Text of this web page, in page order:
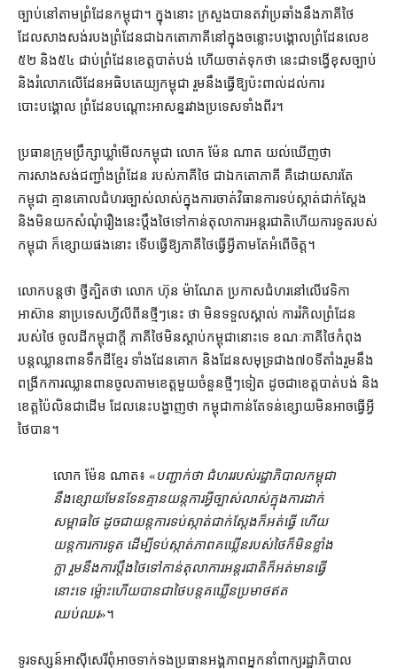
ច្បាប់​នៅ​តាម​ព្រំដែន​កម្ពុជា​។ ក្នុង​នោះ ក្រសួង​បាន​តវ៉ា​ប្រឆាំង​នឹង​ភាគី​ថៃ
ដែល​សាងសង់​របង​ព្រំដែន​ជា​ឯកតោភាគី​នៅក្នុង​ចន្លោះ​បង្គោល​ព្រំដែន​លេខ​
៥២ និង​៥៤ ជាប់​ព្រំដែន​ខេត្ត​បាត់បង់ ហើយ​ចាត់ទុកថា នេះ​ជា​ទង្វើ​ខុសច្បាប់
និង​រំលោភ​លើ​ដែន​អធិបតេយ្យ​កម្ពុជា រួម​នឹង​ធ្វើ​ឱ្យ​ប៉ះពាល់​ដល់​ការ​
បោះបង្គោល ព្រំដែន​បណ្ដោះអាសន្ន​រវាង​ប្រទេស​ទាំងពីរ។
ប្រធាន​ក្រុមប្រឹក្សា​ឃ្លាំមើល​កម្ពុជា លោក ម៉ែន ណាត យល់ឃើញ​ថា
ការសាងសង់​ជញ្ជាំង​ព្រំដែន របស់​ភាគី​ថៃ ជា​ឯកតោភាគី គឺ​ដោយសារតែ
កម្ពុជា គ្មាន​គោលជំហរ​ច្បាស់លាស់​ក្នុង​ការ​ចាត់វិធានការ​ទប់ស្កាត់​ជាក់ស្ដែង
និង​មិន​យក​សំណុំ​រឿង​នេះ​ប្ដឹង​ថៃ​ទៅកាន់​តុលាការអន្តរជាតិ​ហើយ​ការទូត​របស់​
កម្ពុជា ក៏​ខ្សោយ​ផង​នោះ ទើប​ធ្វើ​ឱ្យ​ភាគី​ថៃ​ធ្វើ​អ្វី​តាមតែ​អំពើ​ចិត្ត។
លោក​បន្ត​ថា ថ្វី​ត្បិត​ថា លោក ហ៊ុន ម៉ាណែត ប្រកាស​ជំហរ​នៅ​លើ​វេទិកា​
អាស៊ាន នា​ប្រទេស​ហ្វីលីពីន​ថ្មីៗ​នេះ ថា មិន​ទទួលស្គាល់ ការ​រំកិល​ព្រំដែន
របស់​ថៃ ចូល​ដី​កម្ពុជា​ក្ដី ភាគី​ថៃ​មិន​ស្ដាប់​កម្ពុជា​នោះ​ទេ ខណៈ​ភាគី​ថៃ​កំពុង​
បន្ត​ឈ្លានពាន​ទឹកដី​ខ្មែរ ទាំង​ដែន​គោក និង​ដែនសមុទ្រ​ជាង​៧០​ទីតាំង​រួម​នឹង​
ពង្រីក​ការឈ្លានពាន​ចូល​តាម​ខេត្ត​មួយចំនួន​ថ្មីៗ​ទៀត ដូចជា​ខេត្ត​បាត់បង់ និង
ខេត្ត​ប៉ៃលិន​ជាដើម ដែល​នេះ​បង្ហាញថា កម្ពុជា​កាន់តែ​ទន់ខ្សោយ​មិនអាច​ធ្វើ​អ្វី​
ថៃ​បាន។
លោក ម៉ែន ណាត៖ «បញ្ជាក់​ថា ជំហរ​របស់​រដ្ឋាភិបាល​កម្ពុជា​
នឹង​ខ្សោយ​មែនទែន​គ្មាន​យន្តការ​អ្វី​ច្បាស់លាស់​ក្នុង​ការ​ដាក់​
សម្ពាធ​ថៃ ដូចជា​យន្តការ​ទប់ស្កាត់​ជាក់ស្ដែង​ក៏​អត់​ធ្វើ ហើយ​
យន្តការ​ការទូត ដើម្បី​ទប់ស្កាត់​ភាព​គឃ្លើន​របស់​ថៃ​ក៏​មិន​ខ្លាំង
ក្លា រួម​នឹង​ការ​ប្ដឹង​ថៃ​ទៅកាន់​តុលាការអន្តរជាតិ​ក៏​អត់​មាន​ធ្វើ​
នោះ​ទេ ម្ល៉ោះហើយ​បានជា​ថៃ​បន្ត​គឃ្លើន​ប្រមាថ​ឥត​
ឈប់ឈរ»។
ទូរទស្សន៍​អាស៊ីសេរី​ពុំ​អាចទាក់ទង​ប្រធាន​អង្គភាព​អ្នកនាំពាក្យ​រដ្ឋាភិបាល